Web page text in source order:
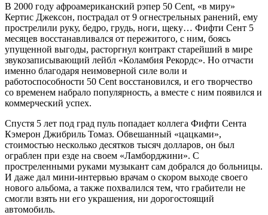
В 2000 году афроамериканский рэпер 50 Cent, «в миру»
Кертис Джексон, пострадал от 9 огнестрельных ранений, ему
прострелили руку, бедро, грудь, ноги, щеку… Фифти Сент 5
месяцев восстанавливался от пережитого, с ним, боясь
упущенной выгоды, расторгнул контракт старейший в мире
звукозаписывающий лейбл «Коламбия Рекордс». Но отчасти
именно благодаря неимоверной силе воли и
работоспособности 50 Cent восстановился, и его творчество
со временем набрало популярность, а вместе с ним появился и
коммерческий успех.
Спустя 5 лет под град пуль попадает коллега Фифти Сента
Кэмерон Джибриль Томаз. Обвешанный «цацками»,
стоимостью несколько десятков тысяч долларов, он был
ограблен при езде на своем «Ламборджини». С
простреленными руками музыкант сам добрался до больницы.
И даже дал мини-интервью врачам о скором выходе своего
нового альбома, а также похвалился тем, что грабители не
смогли взять ни его украшения, ни дорогостоящий
автомобиль.